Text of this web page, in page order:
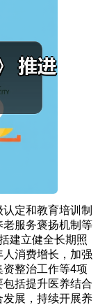
定和教育培训制
老服务褒扬机制等
建立健全长期照
消费增长，加强
整治工作等4项
括提升医养结合
发展，持续开展养